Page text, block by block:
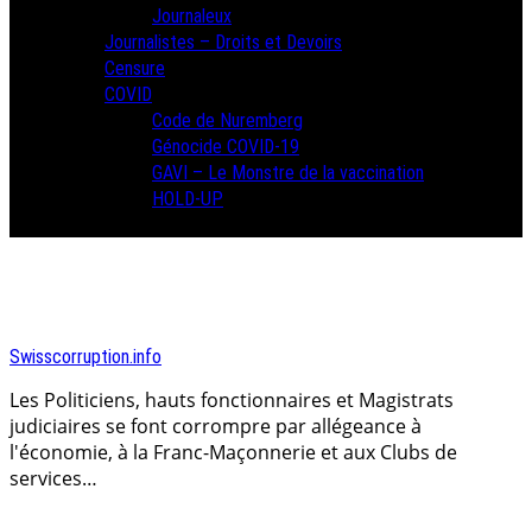
Journaleux
Journalistes – Droits et Devoirs
Censure
COVID
Code de Nuremberg
Génocide COVID-19
GAVI – Le Monstre de la vaccination
HOLD-UP
Swisscorruption.info
Les Politiciens, hauts fonctionnaires et Magistrats
judiciaires se font corrompre par allégeance à
l'économie, à la Franc-Maçonnerie et aux Clubs de
services…